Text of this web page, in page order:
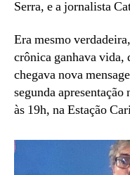
Serra, e a jornalista
Era mesmo
crônica ganhava vida,
chegava nova
segunda
às 19h, na Estação